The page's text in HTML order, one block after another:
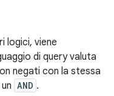
logici, viene
di query valuta
negati con la stessa
AND .